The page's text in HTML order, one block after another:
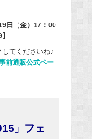
日（金）17：00
てくださいね♪
前通販公式ペー
」フェ